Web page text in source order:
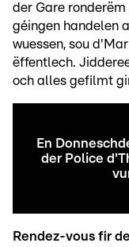
der Gare
géingen handelen
wuessen, sou
ëffentlech.
och alles gefilmt
En
der Police
Rendez-vous fir